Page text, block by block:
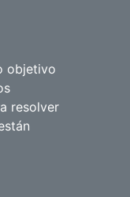
objetivo
resolver